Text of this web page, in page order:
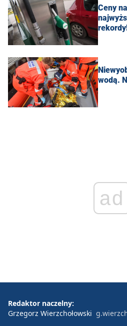
Ceny
wodą.
ad
Redaktor naczelny:
Grzegorz Wierzchołowski